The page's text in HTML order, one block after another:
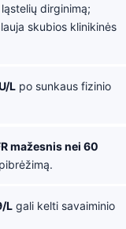
dirginimą;
skubios klinikinės
L po sunkaus fizinio
mažesnis nei 60
L gali kelti savaiminio